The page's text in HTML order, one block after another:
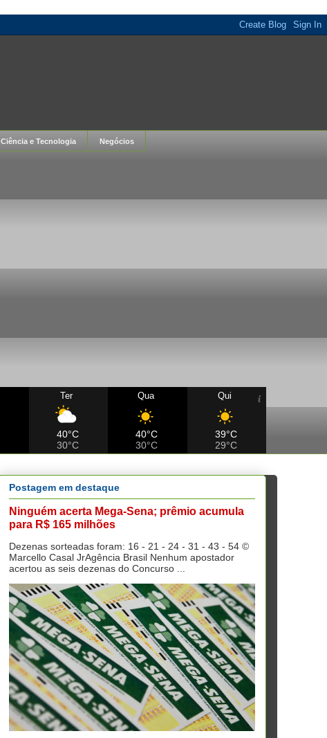
Ciência e Tecnologia Negócios
Ter
40°C
30°C
Qua
40°C
30°C
Qui
39°C
29°C
Postagem em destaque
Ninguém acerta Mega-Sena; prêmio acumula
para R$ 165 milhões
Dezenas sorteadas foram: 16 - 21 - 24 - 31 - 43 - 54 ©
Marcello Casal JrAgência Brasil Nenhum apostador
acertou as seis dezenas do Concurso ...